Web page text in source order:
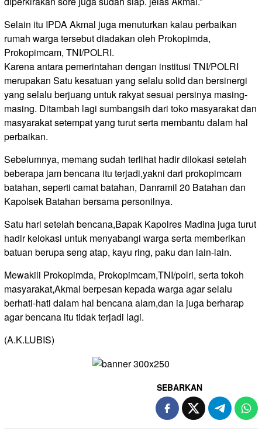
Selain itu IPDA Akmal juga menuturkan kalau perbaikan
rumah warga tersebut diadakan oleh Prokopimda,
Prokopimcam, TNI/POLRI.
Karena antara pemerintahan dengan institusi TNI/POLRI
merupakan Satu kesatuan yang selalu solid dan bersinergi
yang selalu berjuang untuk rakyat sesuai persinya masing-
masing. Ditambah lagi sumbangsih dari toko masyarakat dan
masyarakat setempat yang turut serta membantu dalam hal
perbaikan.
Sebelumnya, memang sudah terlihat hadir dilokasi setelah
beberapa jam bencana itu terjadi,yakni dari prokopimcam
batahan, seperti camat batahan, Danramil 20 Batahan dan
Kapolsek Batahan bersama personilnya.
Satu hari setelah bencana,Bapak Kapolres Madina juga turut
hadir kelokasi untuk menyabangi warga serta memberikan
batuan berupa seng atap, kayu ring, paku dan lain-lain.
Mewakili Prokopimda, Prokopimcam,TNI/polri, serta tokoh
masyarakat,Akmal berpesan kepada warga agar selalu
berhati-hati dalam hal bencana alam,dan ia juga berharap
agar bencana itu tidak terjadi lagi.
(A.K.LUBIS)
SEBARKAN